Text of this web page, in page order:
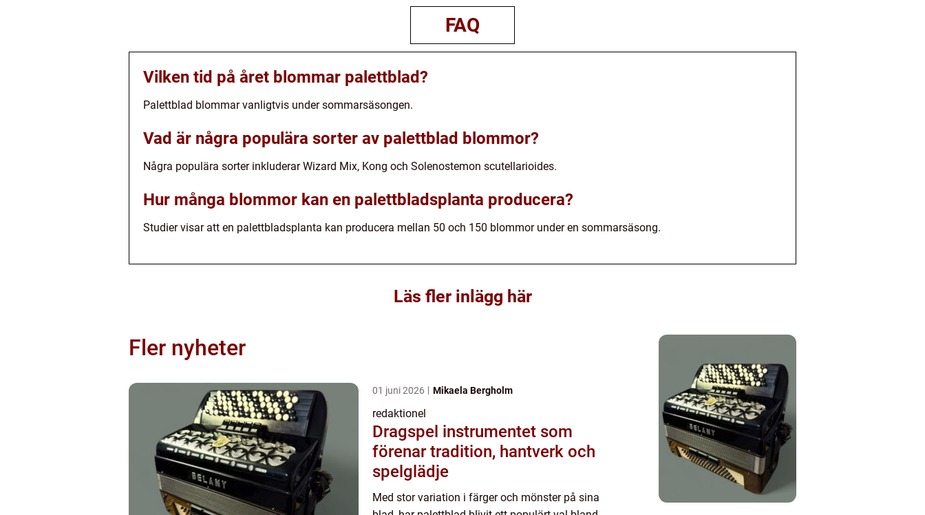
FAQ
Vilken tid på året blommar palettblad?
Palettblad blommar vanligtvis under sommarsäsongen.
Vad är några populära sorter av palettblad blommor?
Några populära sorter inkluderar Wizard Mix, Kong och Solenostemon scutellarioides.
Hur många blommor kan en palettbladsplanta producera?
Studier visar att en palettbladsplanta kan producera mellan 50 och 150 blommor under en sommarsäsong.
Läs fler inlägg här
Fler nyheter
01 juni 2026 Mikaela Bergholm
redaktionel
Dragspel instrumentet som
förenar tradition, hantverk och
spelglädje
Med stor variation i färger och mönster på sina